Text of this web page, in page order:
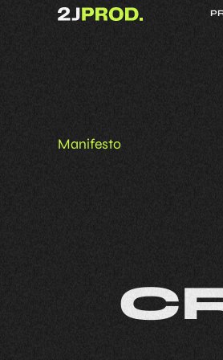
Retour à l'accueil
Manifesto